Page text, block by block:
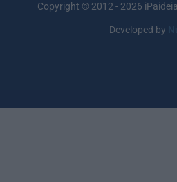
Copyright © 2012 - 2026
Developed by